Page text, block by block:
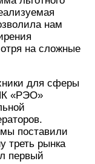
нам
на сложные
для сферы
«РЭО»
поставили
треть рынка
первый